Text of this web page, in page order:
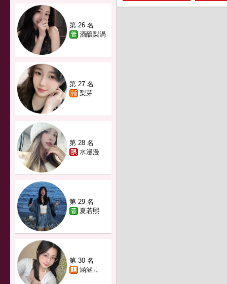
第 26 名
酒釀梨渦
第 27 名
梨芽
第 28 名
水漫漫
第 29 名
夏若熙
第 30 名
涵涵ㄦ